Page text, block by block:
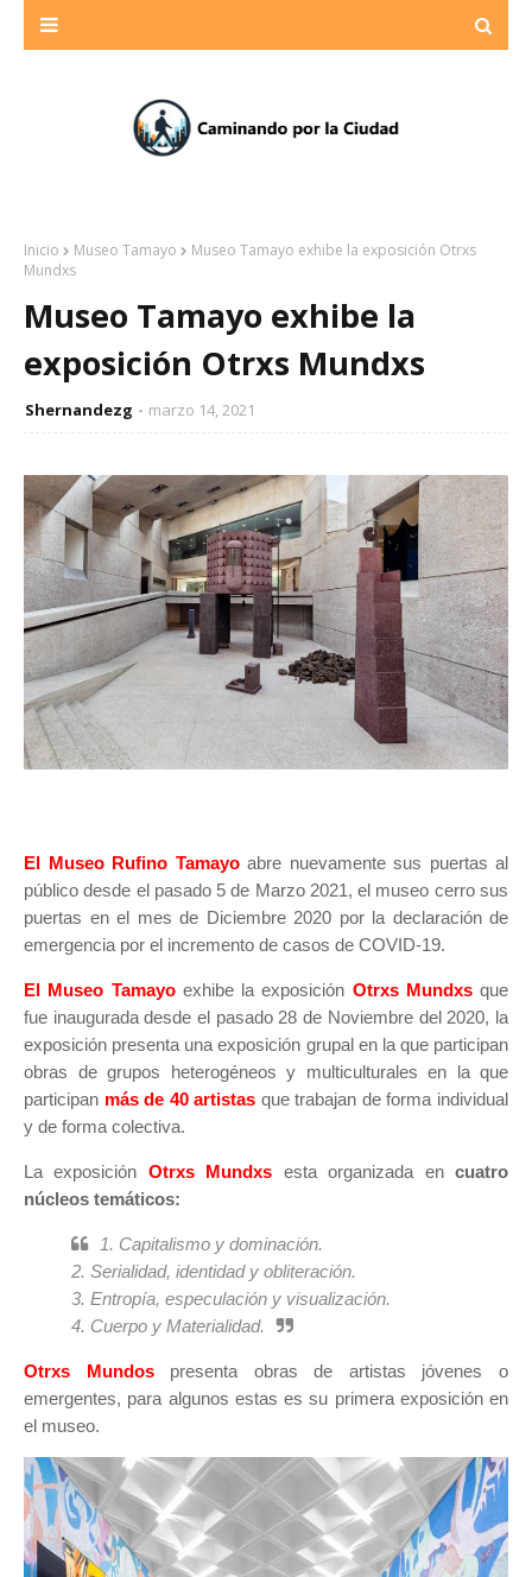
Inicio Museo Tamayo
Museo Tamayo exhibe la exposición Otrxs
Mundxs
Museo Tamayo exhibe la
exposición Otrxs Mundxs
Shernandezg marzo 14, 2021
El Museo Rufino Tamayoabre nuevamente sus puertas al
público desde el pasado 5 de Marzo 2021, el museo cerro sus
puertas en el mes de Diciembre 2020 por la declaración de
emergencia por el incremento de casos de COVID-19.
El Museo Tamayoexhibe la exposición Otrxs Mundxs que
fue inaugurada desde el pasado 28 de Noviembre del 2020, la
exposición presenta una exposición grupal en la que participan
obras de grupos heterogéneos y multiculturales en la que
participan más de 40 artistas que trabajan de forma individual
y de forma colectiva.
La exposición Otrxs Mundxs esta organizada encuatro
núcleos temáticos:
1. Capitalismo y dominación.
2. Serialidad, identidad y obliteración.
3. Entropía, especulación y visualización.
4. Cuerpo y Materialidad.
Otrxs Mundospresenta obras de artistas jóvenes o
emergentes, para algunos estas es su primera exposición en
el museo.